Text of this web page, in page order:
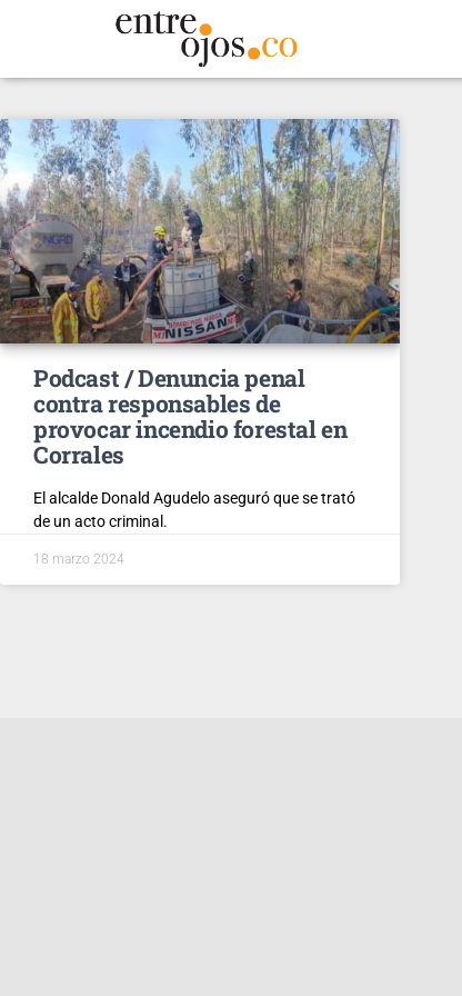
Podcast / Denuncia penal
contra responsables de
provocar incendio forestal en
Corrales
El alcalde Donald Agudelo aseguró que se trató
de un acto criminal.
18 marzo 2024